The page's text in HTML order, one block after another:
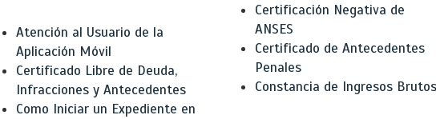
Atención al Usuario de la
Aplicación Móvil
Certificado Libre de Deuda,
Infracciones y Antecedentes
Como Iniciar un Expediente en
Certificación Negativa de
ANSES
Certificado de Antecedentes
Penales
Constancia de Ingresos Brutos